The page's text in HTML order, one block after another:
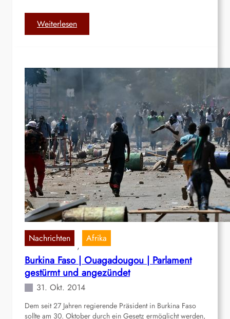
a
n
ü
t
P
a
r
i
i
g
l
i
e
d
u
n
d
A
k
i
n
f
r
Weiterlesen:
K
a
i
n
|
6
.
j
ä
h
r
i
g
s
B
e
s
e
Nachrichten
,
Afrika
Burkina Faso | Ouagadougou | Parlament
gestürmt und angezündet
31. Okt. 2014
Dem seit 27 Jahren regierende Präsident in Burkina Faso
sollte am 30. Oktober durch ein Gesetz ermöglicht werden,